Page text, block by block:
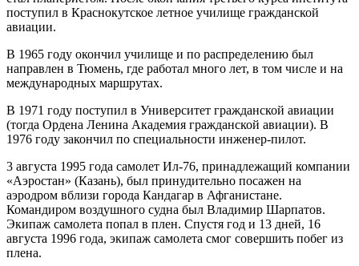
поступил в Краснокутское летное училище гражданской
авиации.
В 1965 году окончил училище и по распределению был
направлен в Тюмень, где работал много лет, в том числе и на
международных маршрутах.
В 1971 году поступил в Университет гражданской авиации
(тогда Ордена Ленина Академия гражданской авиации). В
1976 году закончил по специальности инженер-пилот.
3 августа 1995 года самолет Ил-76, принадлежащий компании
«Аэростан» (Казань), был принудительно посажен на
аэродром вблизи города Кандагар в Афганистане.
Командиром воздушного судна был Владимир Шарпатов.
Экипаж самолета попал в плен. Спустя год и 13 дней, 16
августа 1996 года, экипаж самолета смог совершить побег из
плена.